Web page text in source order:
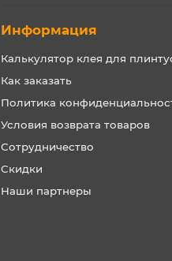
Информация
Калькулятор клея для
Как заказать
Политика
Условия возврата товаров
Сотрудничество
Скидки
Наши партнеры